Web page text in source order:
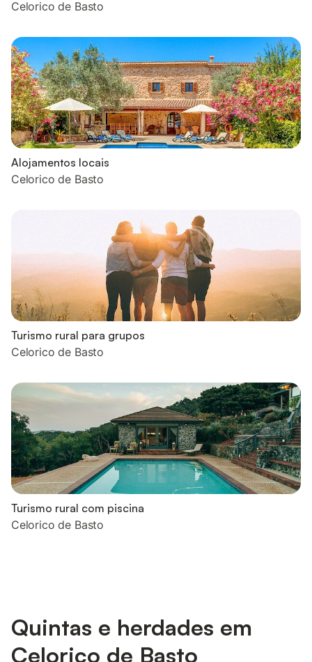
Celorico de Basto
Alojamentos locais
Celorico de Basto
Turismo rural para grupos
Celorico de Basto
Turismo rural com piscina
Celorico de Basto
Quintas e herdades em
Celorico de Basto